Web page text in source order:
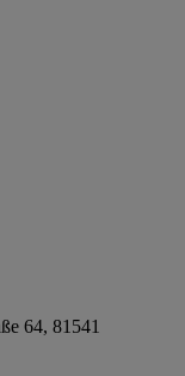
64, 81541